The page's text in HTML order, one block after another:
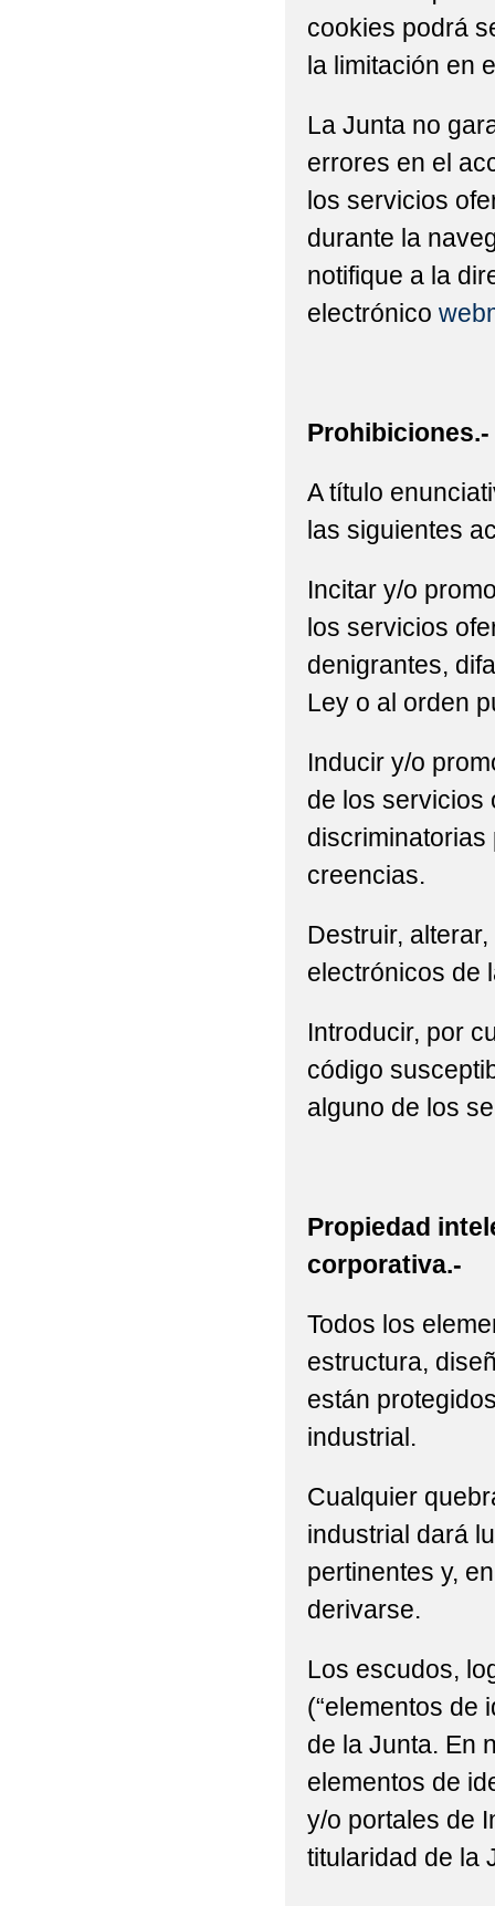
cookies podrá
la limitación en
La Junta no
errores en el
los servicios
durante la
notifique a la
electrónico
Prohibiciones.-
A título
las siguientes
Incitar y/o
los servicios
denigrantes,
Ley o al orden
Inducir y/o
de los servicios
creencias.
Destruir,
electrónicos de
Introducir, por
código
alguno de los
Propiedad
corporativa.-
Todos los
estructura,
están
industrial.
Cualquier
industrial dará
pertinentes y,
derivarse.
Los escudos,
(“elementos de
de la Junta. En
elementos de
y/o portales de
titularidad de la